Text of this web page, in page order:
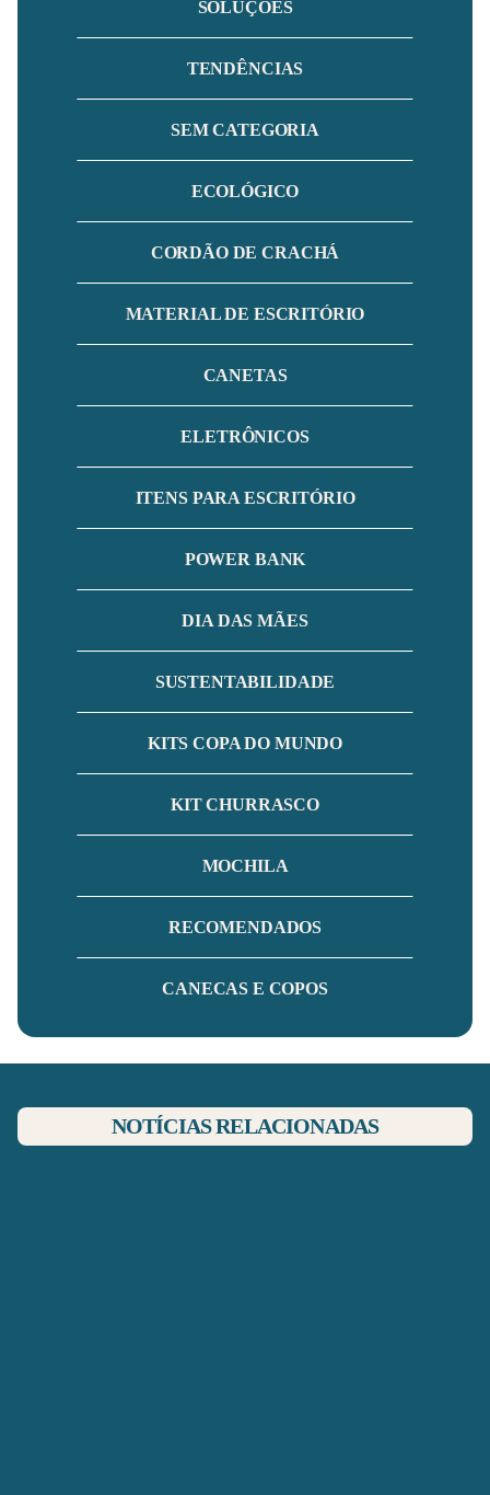
SOLUÇÕES
TENDÊNCIAS
SEM CATEGORIA
ECOLÓGICO
CORDÃO DE CRACHÁ
MATERIAL DE ESCRITÓRIO
CANETAS
ELETRÔNICOS
ITENS PARA ESCRITÓRIO
POWER BANK
DIA DAS MÃES
SUSTENTABILIDADE
KITS COPA DO MUNDO
KIT CHURRASCO
MOCHILA
RECOMENDADOS
CANECAS E COPOS
NOTÍCIAS RELACIONADAS